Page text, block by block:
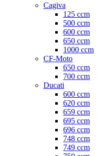
Cagiva
125 ccm
500 ccm
600 ccm
650 ccm
1000 ccm
CF-Moto
650 ccm
700 ccm
Ducati
600 ccm
620 ccm
659 ccm
695 ccm
696 ccm
748 ccm
749 ccm